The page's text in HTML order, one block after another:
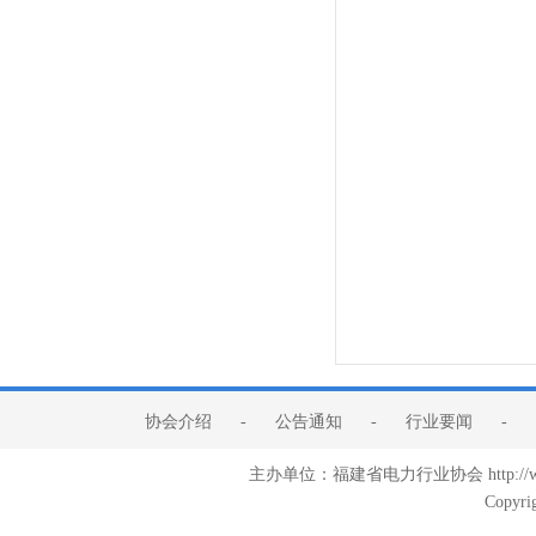
协会介绍 - 公告通知 - 行业要闻 -
主办单位：福建省电力行业协会